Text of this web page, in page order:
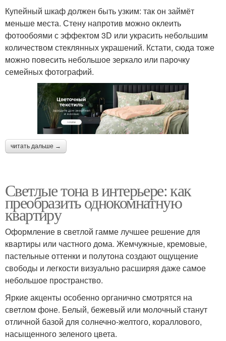
Купейный шкаф должен быть узким: так он займёт
меньше места. Стену напротив можно оклеить
фотообоями с эффектом 3D или украсить небольшим
количеством стеклянных украшений. Кстати, сюда тоже
можно повесить небольшое зеркало или парочку
семейных фотографий.
читать дальше →
Светлые тона в интерьере: как
преобразить однокомнатную
квартиру
Оформление в светлой гамме лучшее решение для
квартиры или частного дома. Жемчужные, кремовые,
пастельные оттенки и полутона создают ощущение
свободы и легкости визуально расширяя даже самое
небольшое пространство.
Яркие акценты особенно органично смотрятся на
светлом фоне. Белый, бежевый или молочный станут
отличной базой для солнечно-желтого, кораллового,
насыщенного зеленого цвета.